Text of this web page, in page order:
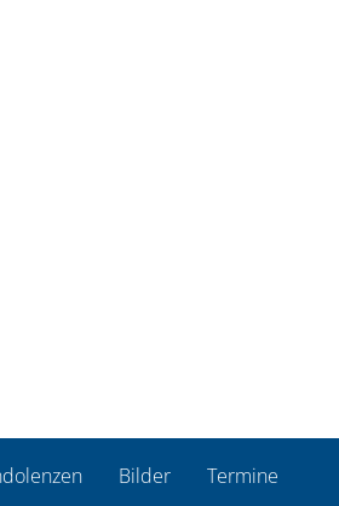
Bilder Termine